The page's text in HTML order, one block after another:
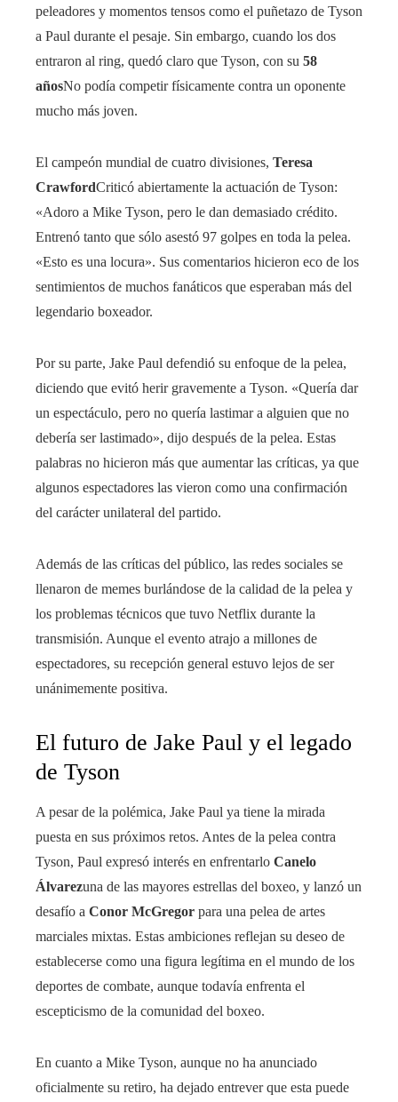
peleadores y momentos tensos como el puñetazo de Tyson
a Paul durante el pesaje. Sin embargo, cuando los dos
entraron al ring, quedó claro que Tyson, con su 58
añosNo podía competir físicamente contra un oponente
mucho más joven.
El campeón mundial de cuatro divisiones, Teresa
CrawfordCriticó abiertamente la actuación de Tyson:
«Adoro a Mike Tyson, pero le dan demasiado crédito.
Entrenó tanto que sólo asestó 97 golpes en toda la pelea.
«Esto es una locura». Sus comentarios hicieron eco de los
sentimientos de muchos fanáticos que esperaban más del
legendario boxeador.
Por su parte, Jake Paul defendió su enfoque de la pelea,
diciendo que evitó herir gravemente a Tyson. «Quería dar
un espectáculo, pero no quería lastimar a alguien que no
debería ser lastimado», dijo después de la pelea. Estas
palabras no hicieron más que aumentar las críticas, ya que
algunos espectadores las vieron como una confirmación
del carácter unilateral del partido.
Además de las críticas del público, las redes sociales se
llenaron de memes burlándose de la calidad de la pelea y
los problemas técnicos que tuvo Netflix durante la
transmisión. Aunque el evento atrajo a millones de
espectadores, su recepción general estuvo lejos de ser
unánimemente positiva.
El futuro de Jake Paul y el legado
de Tyson
A pesar de la polémica, Jake Paul ya tiene la mirada
puesta en sus próximos retos. Antes de la pelea contra
Tyson, Paul expresó interés en enfrentarlo Canelo
Álvarezuna de las mayores estrellas del boxeo, y lanzó un
desafío a Conor McGregor para una pelea de artes
marciales mixtas. Estas ambiciones reflejan su deseo de
establecerse como una figura legítima en el mundo de los
deportes de combate, aunque todavía enfrenta el
escepticismo de la comunidad del boxeo.
En cuanto a Mike Tyson, aunque no ha anunciado
oficialmente su retiro, ha dejado entrever que esta puede